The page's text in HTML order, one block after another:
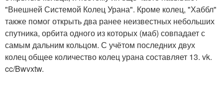
"Внешней Системой Колец Урана". Кроме колец, "Хаббл"
также помог открыть два ранее неизвестных небольших
спутника, орбита одного из которых (маб) совпадает с
самым дальним кольцом. С учётом последних двух
колец общее количество колец урана составляет 13. vk.
cc/Bwvxtw.